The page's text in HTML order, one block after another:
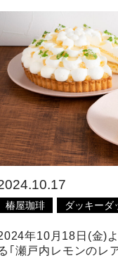
椿屋珈琲 ダッキーダ
年10月18日(金)
｢瀬戸内レモンのレ